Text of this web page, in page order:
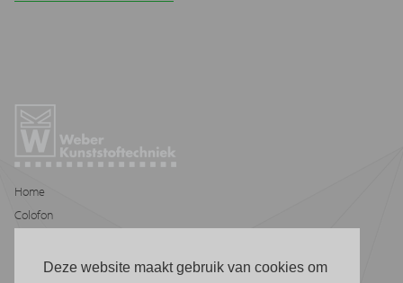
Deze website maakt gebruik van cookies om
Home
Colofon
Sitemap